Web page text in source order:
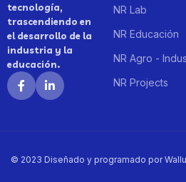
tecnología,
trascendiendo en
el desarrollo de la
industria y la
educación.
NR Lab
NR Educación
NR Agro -
NR Projects
© 2023 Diseñado y programado por